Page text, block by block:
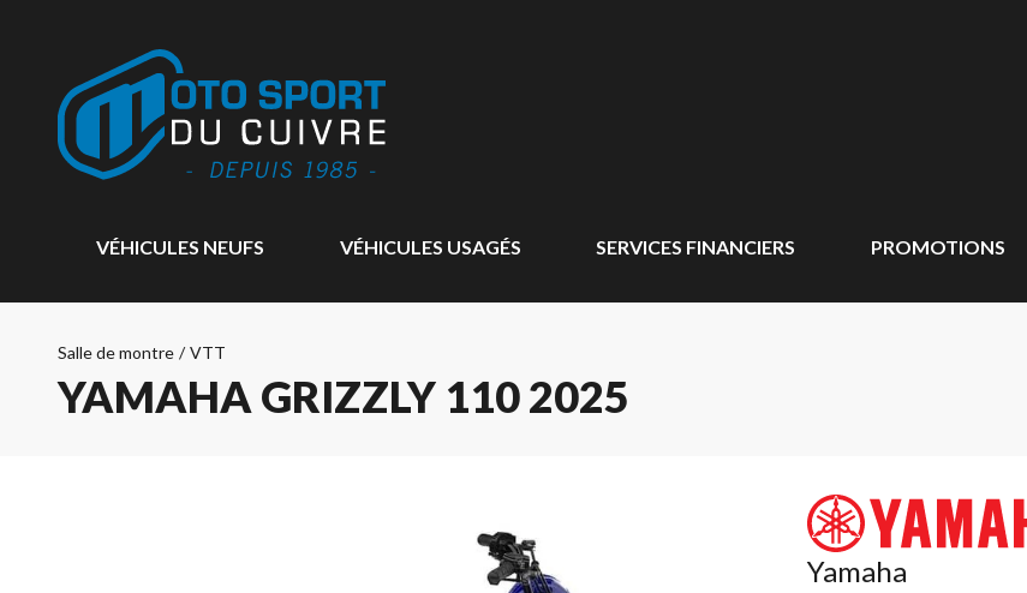
VÉHICULES NEUFS VÉHICULES USAGÉS SERVICES FINANCIERS PROMOTIONS
Salle de montre / VTT
YAMAHA GRIZZLY 110 2025
Yamaha